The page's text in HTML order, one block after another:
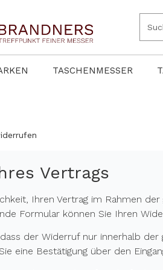
springen
TASCHENMESSER
Vertrags
Ihren Vertrag im Rahmen
Formular können Sie Ihren
der Widerruf nur innerhalb
eine Bestätigung über den